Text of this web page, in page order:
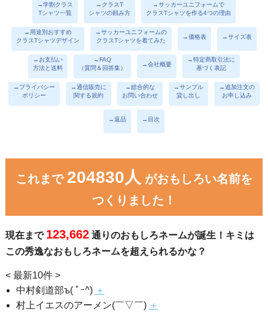
→学割クラス
Tシャツ一覧
→クラスT
シャツの頼み方
→サッカーユニフォームで
クラスTシャツを作る4つの理由
→用途別おすすめ
クラスTシャツデザイン
→サッカーユニフォームの
クラスTシャツを着てみた
→価格表 →サイズ表
→お支払い
方法と送料
→FAQ
（質問＆回答集）
→会社概要
→特定商取引法に
基づく表記
→プライバシー
ポリシー
→通信販売に
関する規約
→総合的な
お問い合わせ
→サンプル
貸し出し
→追加注文の
お申し込み
→返品 →目次
これまで 204830人 がおもしろい名前を
つくりました！
現在まで 123,662通りのおもしろネームが誕生！キミは
この秀逸なおもしろネームを超えられるかな？
< 最新10件 >
中村剣道部ъ( ﾟｰ^) ＋
村上イエスのアーメン(￣▽￣) ＋